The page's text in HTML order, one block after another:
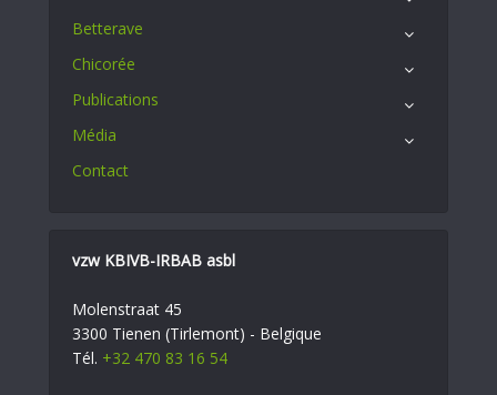
Betterave
Chicorée
Publications
Média
Contact
vzw KBIVB-IRBAB asbl
Molenstraat 45
3300 Tienen (Tirlemont) - Belgique
Tél. +32 470 83 16 54